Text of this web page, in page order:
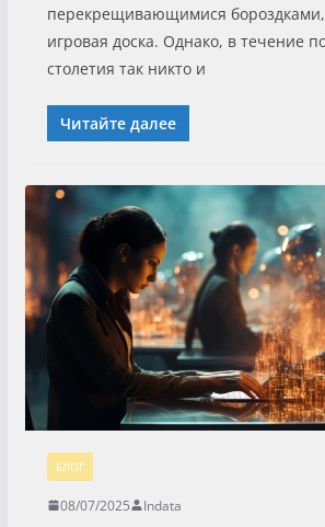
перекрещивающимися бороздками,
игровая доска. Однако, в течение
столетия так никто и
Читайте далее
БЛОГ
08/07/2025 Indata